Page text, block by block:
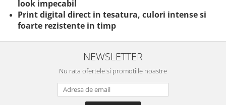
look impecabil
Print digital direct in tesatura, culori intense si
foarte rezistente in timp
NEWSLETTER
Nu rata ofertele si promotiile noastre